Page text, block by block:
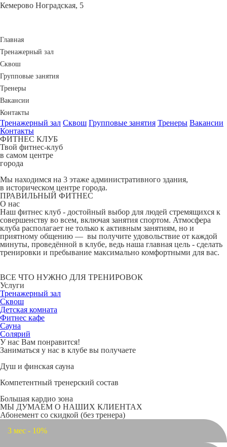
Кемерово Ноградская, 5
Главная
Тренажерный зал
Сквош
Групповые занятия
Тренеры
Вакансии
Контакты
Тренажерный зал Сквош Групповые занятия Тренеры Вакансии
Контакты
ФИТНЕС КЛУБ
Твой фитнес-клуб
в самом центре
города
Мы находимся на 3 этаже административного здания,
в историческом центре города.
ПРАВИЛЬНЫЙ ФИТНЕС
О нас
Наш фитнес клуб - достойный выбор для людей стремящихся к
совершенству во всем, включая занятия спортом. Атмосфера
клуба располагает не только к активным занятиям, но и
приятному общению — вы получите удовольствие от каждой
минуты, проведённой в клубе, ведь наша главная цель - сделать
тренировки и пребывание максимально комфортными для вас.
ВСЕ ЧТО НУЖНО ДЛЯ ТРЕНИРОВОК
Услуги
Тренажерный зал
Сквош
Детская комната
Фитнес кафе
Сауна
Солярий
У нас Вам понравится!
Заниматься у нас в клубе вы получаете
Душ и финская сауна
Компетентный тренерский состав
Большая кардио зона
МЫ ДУМАЕМ О НАШИХ КЛИЕНТАХ
Абонемент со скидкой (без тренера)
3 мес - 10%